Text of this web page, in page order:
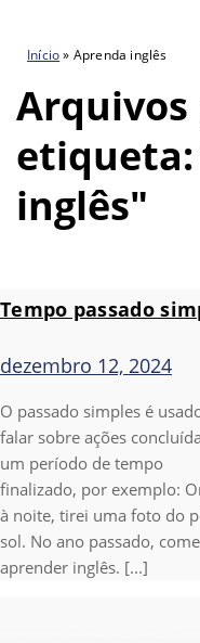
Início» Aprenda inglês
Arquivos
inglês"
Tempo passado
dezembro 12, 2024
O passado simples é
falar sobre ações
um período de tempo
finalizado, por exemplo:
à noite, tirei uma foto do
sol. No ano passado,
aprender inglês. [...]